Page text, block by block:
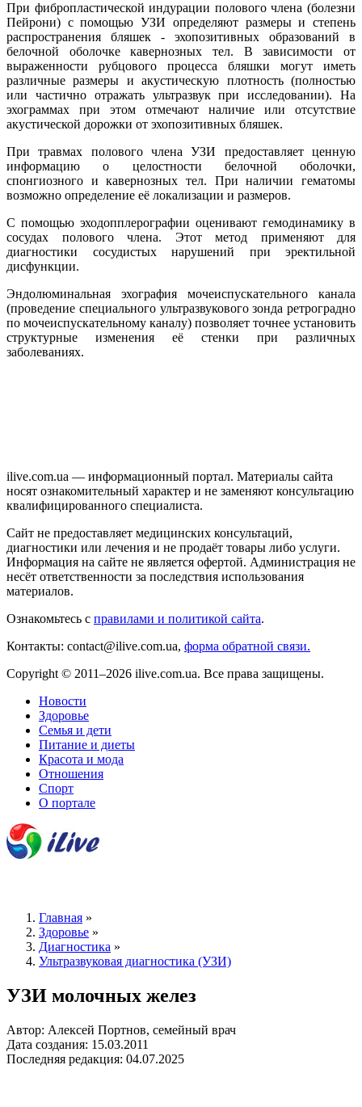
При фибропластической индурации полового члена (болезни
Пейрони) с помощью УЗИ определяют размеры и степень
распространения бляшек - эхопозитивных образований в
белочной оболочке кавернозных тел. В зависимости от
выраженности рубцового процесса бляшки могут иметь
различные размеры и акустическую плотность (полностью
или частично отражать ультразвук при исследовании). На
эхограммах при этом отмечают наличие или отсутствие
акустической дорожки от эхопозитивных бляшек.
При травмах полового члена УЗИ предоставляет ценную
информацию о целостности белочной оболочки,
спонгиозного и кавернозных тел. При наличии гематомы
возможно определение её локализации и размеров.
С помощью эходопплерографии оценивают гемодинамику в
сосудах полового члена. Этот метод применяют для
диагностики сосудистых нарушений при эректильной
дисфункции.
Эндолюминальная эхография мочеиспускательного канала
(проведение специального ультразвукового зонда ретроградно
по мочеиспускательному каналу) позволяет точнее установить
структурные изменения её стенки при различных
заболеваниях.
ilive.com.ua — информационный портал. Материалы сайта
носят ознакомительный характер и не заменяют консультацию
квалифицированного специалиста.
Сайт не предоставляет медицинских консультаций,
диагностики или лечения и не продаёт товары либо услуги.
Информация на сайте не является офертой. Администрация не
несёт ответственности за последствия использования
материалов.
Ознакомьтесь с правилами и политикой сайта.
Контакты: contact@ilive.com.ua, форма обратной связи.
Copyright © 2011–2026 ilive.com.ua. Все права защищены.
Новости
Здоровье
Семья и дети
Питание и диеты
Красота и мода
Отношения
Спорт
О портале
Главная »
Здоровье »
Диагностика »
Ультразвуковая диагностика (УЗИ)
УЗИ молочных желез
Автор: Алексей Портнов, семейный врач
Дата создания: 15.03.2011
Последняя редакция: 04.07.2025